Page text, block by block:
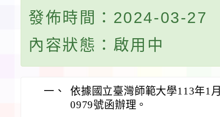
發佈時間：2024-03-27
內容狀態：啟用中
一、
依據國立臺灣師範大學113年1
0979號函辦理。